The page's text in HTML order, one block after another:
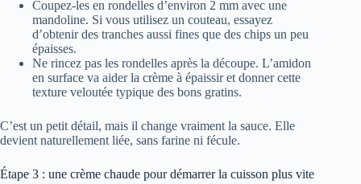
Coupez-les en rondelles d’environ 2 mm avec une
mandoline. Si vous utilisez un couteau, essayez
d’obtenir des tranches aussi fines que des chips un peu
épaisses.
Ne rincez pas les rondelles après la découpe. L’amidon
en surface va aider la crème à épaissir et donner cette
texture veloutée typique des bons gratins.
C’est un petit détail, mais il change vraiment la sauce. Elle
devient naturellement liée, sans farine ni fécule.
Étape 3 : une crème chaude pour démarrer la cuisson plus vite